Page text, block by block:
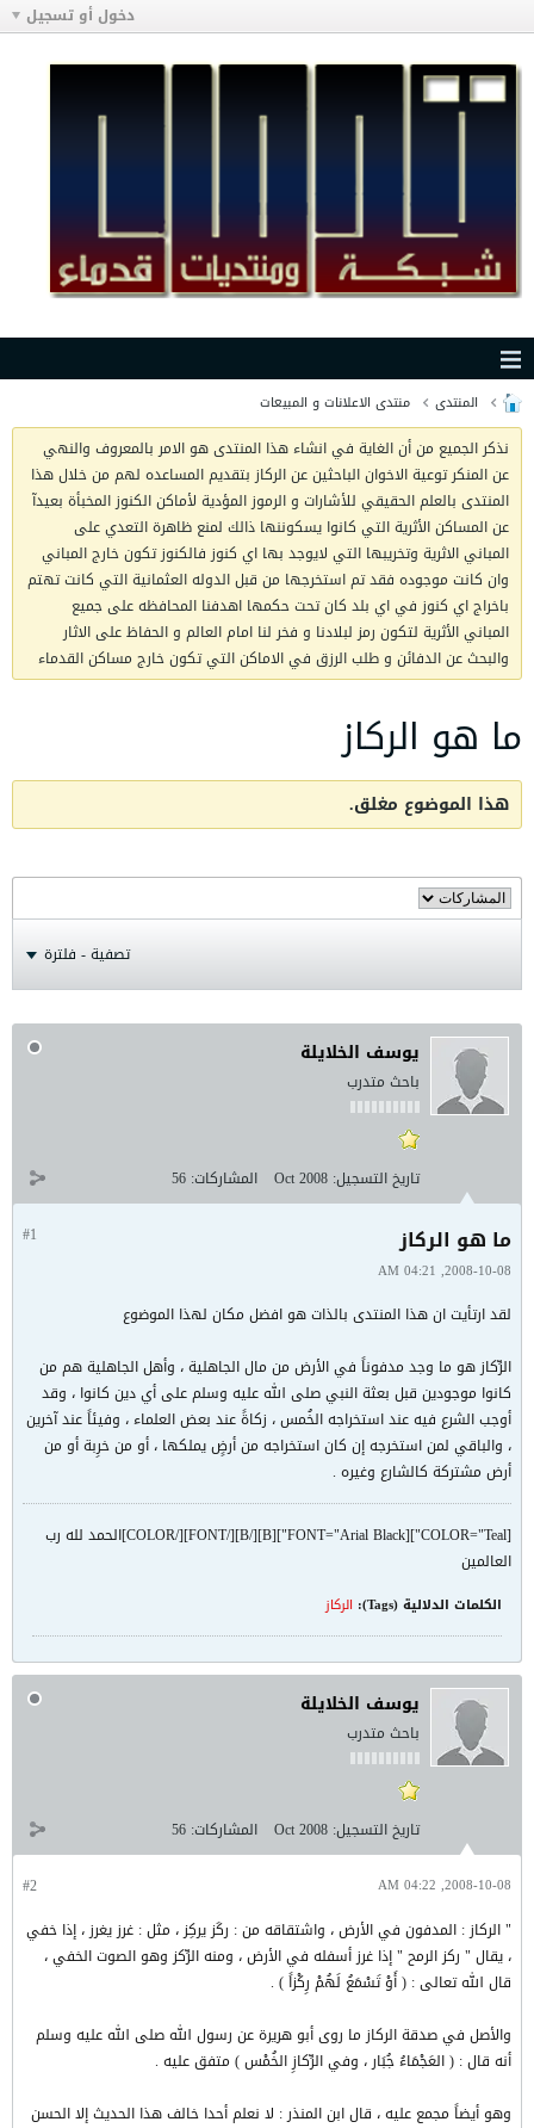
دخول أو تسجيل
المنتدى منتدى الاعلانات و المبيعات
نذكر الجميع من أن الغاية في انشاء هذا المنتدى هو الامر بالمعروف والنهي
عن المنكر توعية الاخوان الباحثين عن الركاز بتقديم المساعده لهم من خلال هذا
المنتدى بالعلم الحقيقي للأشارات و الرموز المؤدية لأماكن الكنوز المخبأة بعيدآ
عن المساكن الأثرية التي كانوا يسكوننها ذالك لمنع ظاهرة التعدي على
المباني الاثرية وتخريبها التي لايوجد بها اي كنوز فالكنوز تكون خارج المباني
وان كانت موجوده فقد تم استخرجها من قبل الدوله العثمانية التي كانت تهتم
باخراج اي كنوز في اي بلد كان تحت حكمها اهدفنا المحافظه على جميع
المباني الأثرية لتكون رمز لبلادنا و فخر لنا امام العالم و الحفاظ على الاثار
والبحث عن الدفائن و طلب الرزق في الاماكن التي تكون خارج مساكن القدماء
ما هو الركاز
هذا الموضوع مغلق.
تصفية - فلترة
يوسف الخلايلة
باحث متدرب
تاريخ التسجيل: Oct 2008 المشاركات: 56
#1 ما هو الركاز
2008-10-08, 04:21 AM
لقد ارتأيت ان هذا المنتدى بالذات هو افضل مكان لهذا الموضوع
الرِّكاز هو ما وجد مدفوناً في الأرض من مال الجاهلية ، وأهل الجاهلية هم من
كانوا موجودين قبل بعثة النبي صلى الله عليه وسلم على أي دين كانوا ، وقد
أوجب الشرع فيه عند استخراجه الخُمس ، زكاةً عند بعض العلماء ، وفيئاً عند آخرين
، والباقي لمن استخرجه إن كان استخراجه من أرضٍ يملكها ، أو من خرِبة أو من
أرض مشتركة كالشارع وغيره .
[COLOR="Teal"][FONT="Arial Black"][B][/B][/FONT][/COLOR]الحمد لله رب
العالمين
الكلمات الدلالية (Tags): الركاز
يوسف الخلايلة
باحث متدرب
تاريخ التسجيل: Oct 2008 المشاركات: 56
#2 2008-10-08, 04:22 AM
" الركاز : المدفون في الأرض ، واشتقاقه من : ركَز يركِز ، مثل : غرز يغرز ، إذا خفي
، يقال " ركز الرمح " إذا غرز أسفله في الأرض ، ومنه الرِّكز وهو الصوت الخفي ،
قال الله تعالى : ( أَوْ تَسْمَعُ لَهُمْ رِكْزاً ) .
والأصل في صدقة الركاز ما روى أبو هريرة عن رسول الله صلى الله عليه وسلم
أنه قال : ( العَجْمَاءُ جُبَار ، وفي الرِّكازِ الخُمْس ) متفق عليه .
وهو أيضاً مجمع عليه ، قال ابن المنذر : لا نعلم أحدا خالف هذا الحديث إلا الحسن